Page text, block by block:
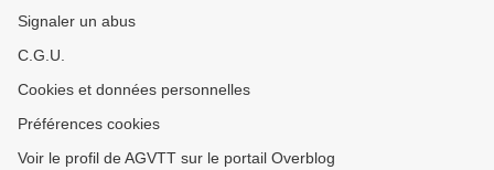
Signaler un abus
C.G.U.
Cookies et données personnelles
Préférences cookies
Voir le profil de AGVTT sur le portail Overblog